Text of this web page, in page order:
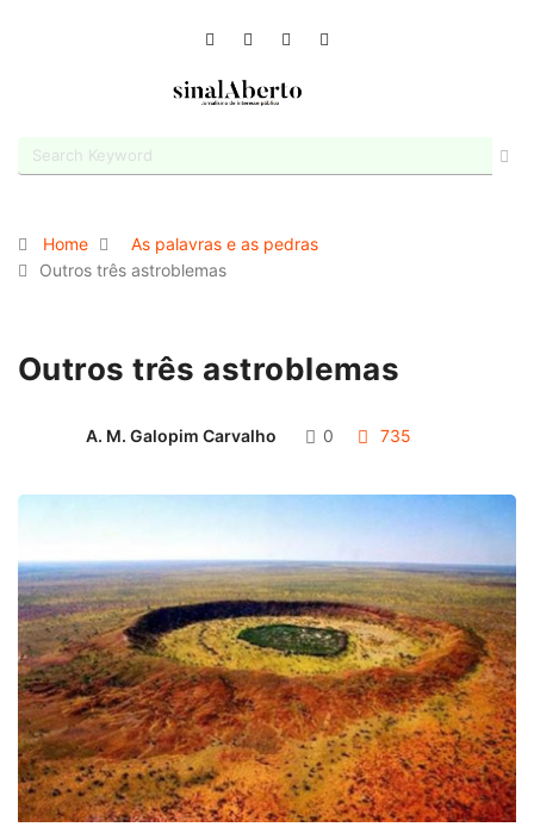
Home
As palavras e as pedras
Outros três astroblemas
Outros três astroblemas
A. M. Galopim Carvalho 0 735